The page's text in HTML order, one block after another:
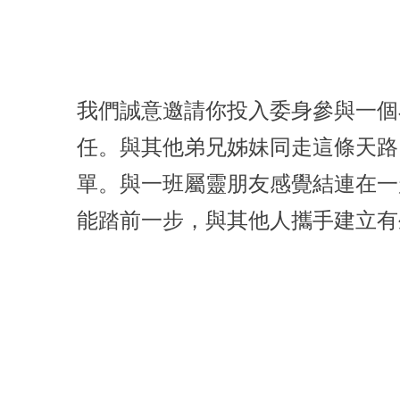
我們誠意邀請你投入委身參與一
任。與其他弟兄姊妹同走這條天
單。與一班屬靈朋友感覺結連在
能踏前一步，與其他人攜手建立有